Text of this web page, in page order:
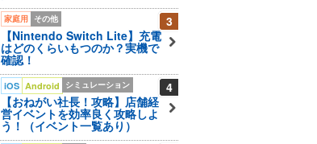
3
家庭用 その他
【Nintendo Switch Lite】充電
はどのくらいもつのか？実機で
確認！
4
iOS Android シミュレーション
【おねがい社長！攻略】店舗経
営イベントを効率良く攻略しよ
う！（イベント一覧あり）